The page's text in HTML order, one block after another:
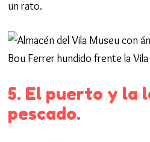
un rato.
5. El puerto y la
pescado.